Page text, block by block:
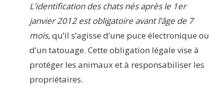
L’identification des chats nés après le 1er
janvier 2012 est obligatoire avant l’âge de 7
mois, qu’il s’agisse d’une puce électronique ou
d’un tatouage. Cette obligation légale vise à
protéger les animaux et à responsabiliser les
propriétaires.